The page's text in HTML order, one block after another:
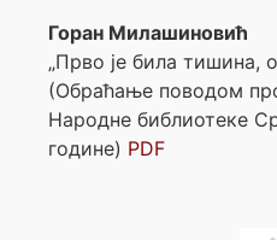
Горан Милашиновић
„Прво је била тишина,
(Обраћање поводом
Народне библиотеке
године) PDF